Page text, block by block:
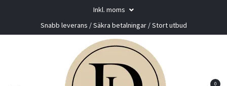
Inkl. moms
Snabb leverans / Säkra betalningar / Stort utbud
0